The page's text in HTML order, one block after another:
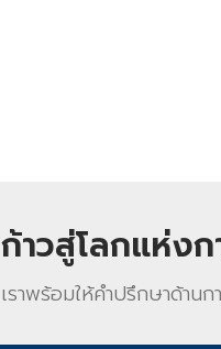
ก้าวสู่โลกแห่ง
เราพร้อมให้คําปรึกษาด้าน